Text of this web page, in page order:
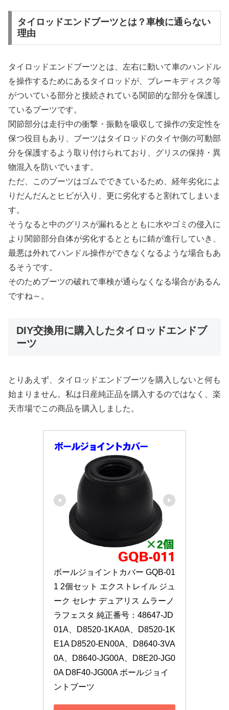
タイロッドエンドブーツとは？車検に通らない
理由
タイロッドエンドブーツとは、左右に動いて車のハンドル
を操作するためにあるタイロッドが、ブレーキディスク等
がついている部分と接続されている関節的な部分を保護し
ているブーツです。
関節部分は走行中の衝撃・振動を吸収して操作の安定性を
保つ役目もあり、ブーツはタイロッドのタイヤ側の可動部
分を保護するよう取り付けられており、グリスの保持・異
物混入を防いでいます。
ただ、このブーツはゴムでできているため、経年劣化によ
りだんだんとヒビが入り、更に劣化すると割れてしまいま
す。
そうなると中のグリスが漏れるとともに水やゴミの侵入に
より関節部分自体が劣化するとともに錆が進行していき、
最悪は外れてハンドル操作ができなくなるような場合もあ
るそうです。
そのためブーツの破れで車検が通らなくなる場合があるん
ですね～。
DIY交換用に購入したタイロッドエンドブ
ーツ
とりあえず、タイロッドエンドブーツを購入しないと何も
始まりません。私は日産純正品を購入するのではなく、楽
天市場でこの商品を購入しました。
ボールジョイントカバー GQB-01
1 2個セット エクストレイル ジュ
ーク セレナ デュアリス ムラーノ
ラフェスタ 純正番号：48647-JD
01A、D8520-1KA0A、D8520-1K
E1A D8520-EN00A、D8640-3VA
0A、D8640-JG00A、D8E20-JG0
0A D8F40-JG00A ボールジョイ
ントブーツ